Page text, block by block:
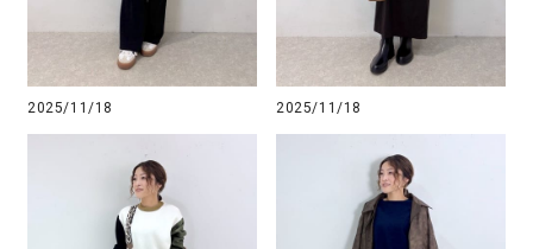
2025/11/18 2025/11/18